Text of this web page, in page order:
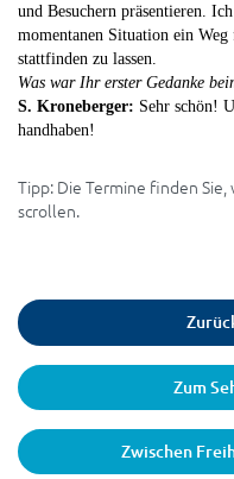
und Besuchern präsentieren.
momentanen Situation ein
stattfinden zu lassen.
Was war Ihr erster Gedanke
S. Kroneberger: Sehr schön!
handhaben!
Tipp: Die Termine finden
scrollen.
Zum
Zwischen